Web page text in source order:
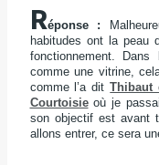
Réponse :
habitudes ont la peau
fonctionnement.
comme une vitrine,
comme l’a ditThibaut
Courtoisieoù je
son objectif est avant
allons entrer, ce sera